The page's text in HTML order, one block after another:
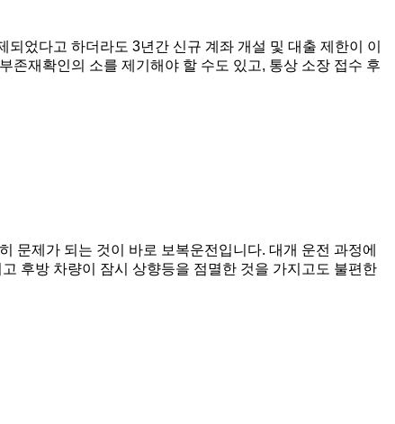
었다고 하더라도 3년간 신규 계좌 개설 및 대출 제한이 이
존재확인의 소를 제기해야 할 수도 있고, 통상 소장 접수 후
문제가 되는 것이 바로 보복운전입니다. 대개 운전 과정에
후방 차량이 잠시 상향등을 점멸한 것을 가지고도 불편한